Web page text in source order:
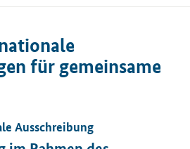
für gemeinsame
Ausschreibung